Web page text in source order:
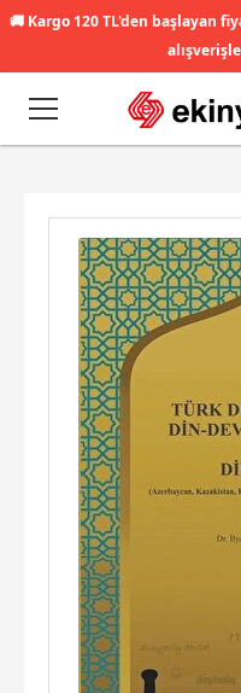
🚚 Kargo 120 TL'den başlayan